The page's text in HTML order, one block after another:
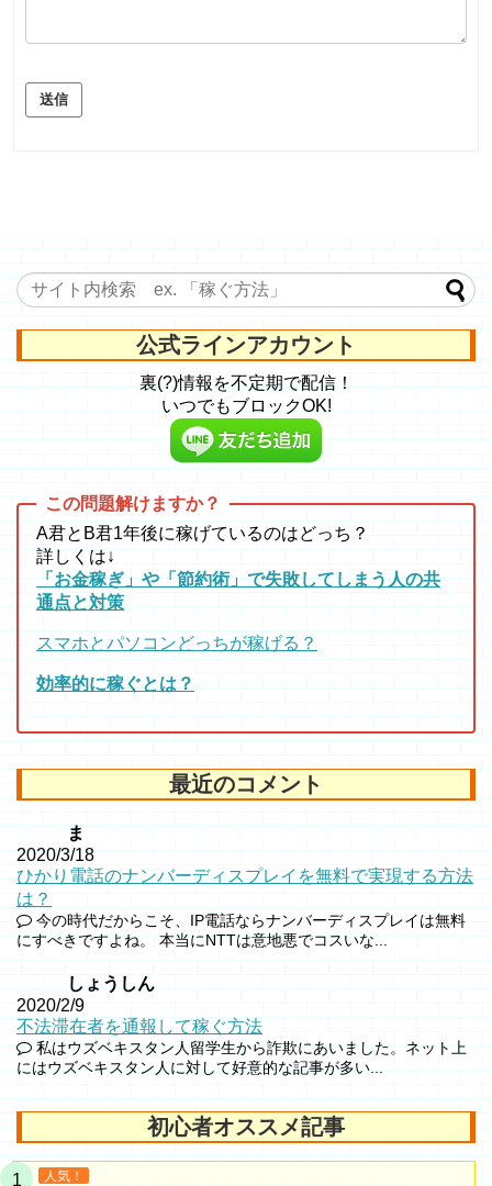
送信
公式ラインアカウント
裏(?)情報を不定期で配信！
いつでもブロックOK!
A君とB君1年後に稼げているのはどっち？
詳しくは↓
「お金稼ぎ」や「節約術」で失敗してしまう人の共
通点と対策
スマホとパソコンどっちが稼げる？
効率的に稼ぐとは？
最近のコメント
ま
2020/3/18
ひかり電話のナンバーディスプレイを無料で実現する方法
は？
今の時代だからこそ、IP電話ならナンバーディスプレイは無料
にすべきですよね。 本当にNTTは意地悪でコスいな...
しょうしん
2020/2/9
不法滞在者を通報して稼ぐ方法
私はウズベキスタン人留学生から詐欺にあいました。ネット上
にはウズベキスタン人に対して好意的な記事が多い...
初心者オススメ記事
人気！